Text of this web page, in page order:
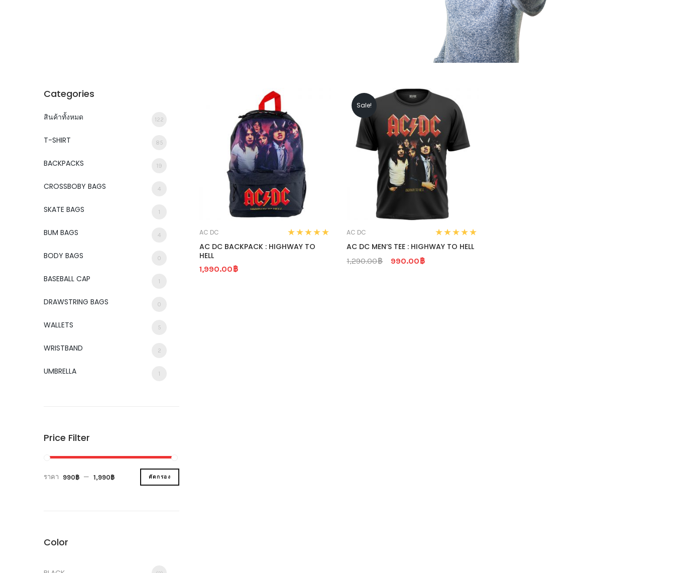
AC DC
0
0 review(s)
AC DC BACKPACK : HIGHWAY TO
HELL
1,990.00฿
Sale!
AC DC
0
0 review(s)
AC DC MEN’S TEE : HIGHWAY TO HELL
1,290.00฿ 990.00฿
Categories
สินค้าทั้งหมด 122
T-SHIRT 85
BACKPACKS 19
CROSSBOBY BAGS 4
SKATE BAGS 1
BUM BAGS 4
BODY BAGS 0
BASEBALL CAP 1
DRAWSTRING BAGS 0
WALLETS 5
WRISTBAND 2
UMBRELLA 1
Price Filter
คัดกรอง
ราคา 990฿ — 1,990฿
Color